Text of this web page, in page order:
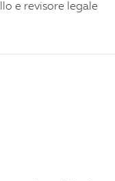
e revisore legale